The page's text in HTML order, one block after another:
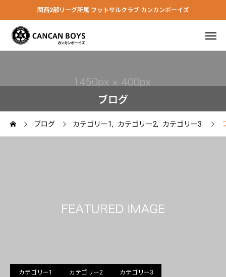
関西2部リーグ所属 フットサルクラブ カンカンボーイズ
ブログ
ブログ カテゴリー1 カテゴリー2 カテゴリー3
カテゴリー1 カテゴリー2 カテゴリー3